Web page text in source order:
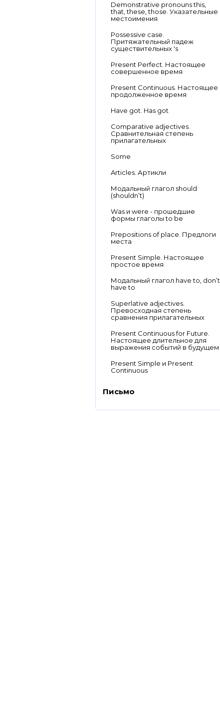
Demonstrative pronouns this,
that, these, those. Указательные
местоимения
Possessive case.
Притяжательный падеж
существительных 's
Present Perfect. Настоящее
совершенное время
Present Continuous. Настоящее
продолженное время
Have got. Has got
Comparative adjectives.
Сравнительная степень
прилагательных
Some
Articles. Артикли
Модальный глагол should
(shouldn’t)
Was и were - прошедшие
формы глаголы to be
Prepositions of place. Предлоги
места
Present Simple. Настоящее
простое время
Модальный глагол have to, don’t
have to
Superlative adjectives.
Превосходная степень
сравнения прилагательных
Present Continuous for Future.
Настоящее длительное для
выражения событий в будущем
Present Simple и Present
Continuous
Письмо